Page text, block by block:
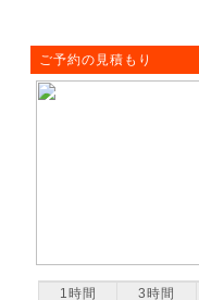
ご予約の見積もり
1時間 3時間